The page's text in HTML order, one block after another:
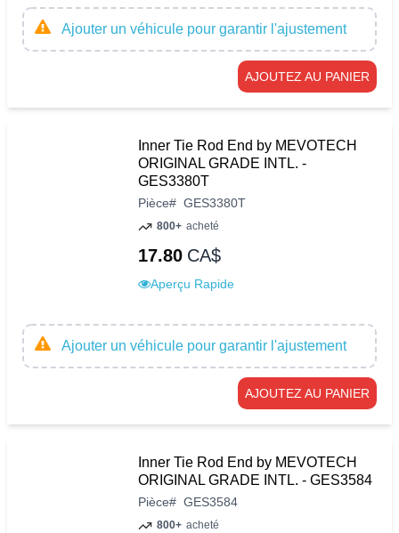
Ajouter un véhicule pour garantir l'ajustement
AJOUTEZ AU PANIER
Inner Tie Rod End by MEVOTECH
ORIGINAL GRADE INTL. -
GES3380T
Pièce# GES3380T
800+ acheté
17.80 CA$
Aperçu Rapide
Ajouter un véhicule pour garantir l'ajustement
AJOUTEZ AU PANIER
Inner Tie Rod End by MEVOTECH
ORIGINAL GRADE INTL. - GES3584
Pièce# GES3584
800+ acheté